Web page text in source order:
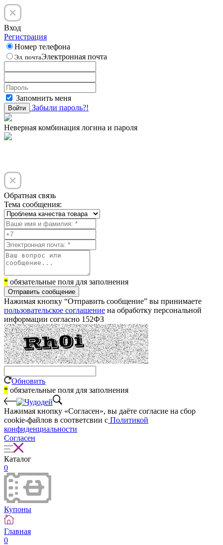
Вход
Регистрация
Номер телефона
Эл. почтаЭлектронная почта
Запомнить меня
Войти Забыли пароль?!
Неверная комбинация логина и пароля
Обратная связь
Тема сообщения:
* обязательные поля для заполнения
Отправить сообщение
Нажимая кнопку “Отправить сообщение” вы принимаете
пользовательское соглашение на обработку персональной
информации согласно 152ФЗ
Обновить
* обязательные поля для заполнения
Нажимая кнопку «Согласен», вы даёте cогласие на сбор
cookie-файлов в соответсвии с Политикой
конфиденциальности
Согласен
Каталог
0
Купоны
Главная
0